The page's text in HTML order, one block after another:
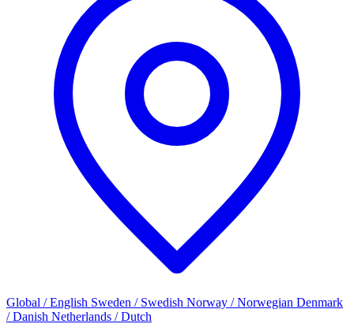
Global / English Sweden / Swedish Norway / Norwegian Denmark
/ Danish Netherlands / Dutch